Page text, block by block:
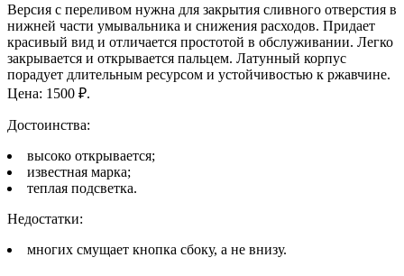
Версия с переливом нужна для закрытия сливного отверстия в
нижней части умывальника и снижения расходов. Придает
красивый вид и отличается простотой в обслуживании. Легко
закрывается и открывается пальцем. Латунный корпус
порадует длительным ресурсом и устойчивостью к ржавчине.
Цена: 1500 ₽.
Достоинства:
высоко открывается;
известная марка;
теплая подсветка.
Недостатки:
многих смущает кнопка сбоку, а не внизу.